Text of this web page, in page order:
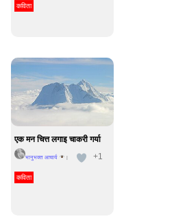
कविता
एक मन चित्त लगाइ चाकरी गर्या
भानुभक्त आचार्य | +1
कविता